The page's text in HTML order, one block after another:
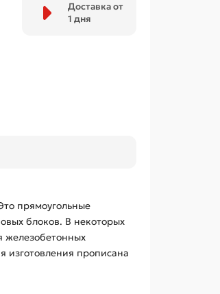
Доставка от
1 дня
прямоугольные
блоков. В некоторых
железобетонных
изготовления прописана